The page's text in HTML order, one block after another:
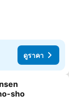
ดูราคา
ปรด
sho